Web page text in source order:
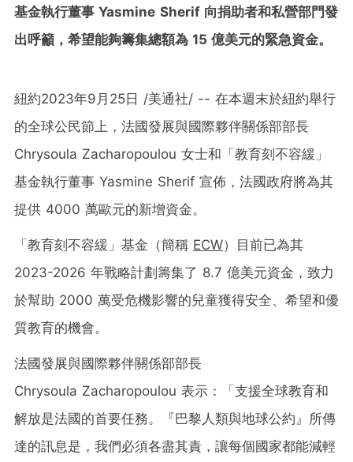
基金執行董事 Yasmine Sherif 向捐助者和私營部門發
出呼籲，希望能夠籌集總額為 15 億美元的緊急資金。
紐約2023年9月25日 /美通社/ -- 在本週末於紐約舉行
的全球公民節上，法國發展與國際夥伴關係部部長
Chrysoula Zacharopoulou 女士和「教育刻不容緩」
基金執行董事 Yasmine Sherif 宣佈，法國政府將為其
提供 4000 萬歐元的新增資金。
「教育刻不容緩」基金（簡稱 ECW）目前已為其
2023-2026 年戰略計劃籌集了 8.7 億美元資金，致力
於幫助 2000 萬受危機影響的兒童獲得安全、希望和優
質教育的機會。
法國發展與國際夥伴關係部部長
Chrysoula Zacharopoulou 表示：「支援全球教育和
解放是法國的首要任務。『巴黎人類與地球公約』所傳
達的訊息是，我們必須各盡其責，讓每個國家都能減輕